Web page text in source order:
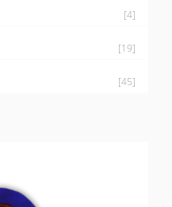
[4]
[19]
[45]